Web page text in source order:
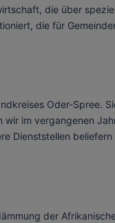
die über
die für
Oder-Spree.
im vergangenen
Dienststellen beliefern
der